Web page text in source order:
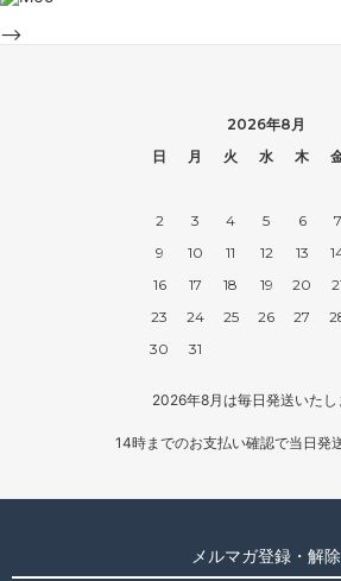
-->
2026年8月
日
月 火 水 木
2
3 4 5 6 7
9
10 11 12 13
16
17 18 19 20
23
24 25 26 27
30
31
2026年8月は毎日発送いたし
14時までのお支払い確認で当日発
メルマガ登録・解除